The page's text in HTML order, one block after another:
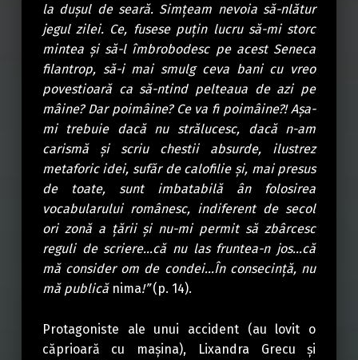
la dușul de seară. Simțeam nevoia să-nlătur
jegul zilei. Ce, fusese puțin lucru să-mi storc
mintea și să-l îmbrobodesc pe acest Seneca
filantrop, să-i mai smulg ceva bani cu vreo
povestioară ca să-ntind pelteaua de azi pe
mâine? Dar poimâine? Ce va fi poimâine?! Așa-
mi trebuie dacă nu strălucesc, dacă n-am
carismă și scriu chestii absurde, ilustrez
metaforic idei, sufăr de calofilie și, mai presus
de toate, sunt imbatabilă ân folosirea
vocabularului românesc, indiferent de secol
ori zonă a țării și nu-mi permit să zbârcesc
reguli de scriere…că nu las fruntea-n jos…că
mă consider om de condei…În consecință, nu
mă publică nima!”(p. 14).
Protagoniste ale unui accident (au lovit o
căprioară cu mașina), Lixandra Grecu și